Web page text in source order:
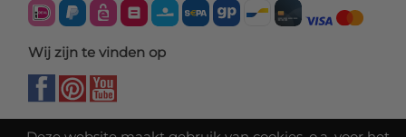
Wij zijn te vinden op